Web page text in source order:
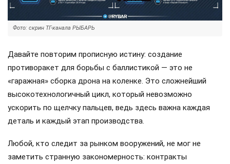
Фото: скрин ТГ-канала РЫБАРЬ
Давайте повторим прописную истину: создание
противоракет для борьбы с баллистикой — это не
«гаражная» сборка дрона на коленке. Это сложнейший
высокотехнологичный цикл, который невозможно
ускорить по щелчку пальцев, ведь здесь важна каждая
деталь и каждый этап производства.
Любой, кто следит за рынком вооружений, не мог не
заметить странную закономерность: контракты